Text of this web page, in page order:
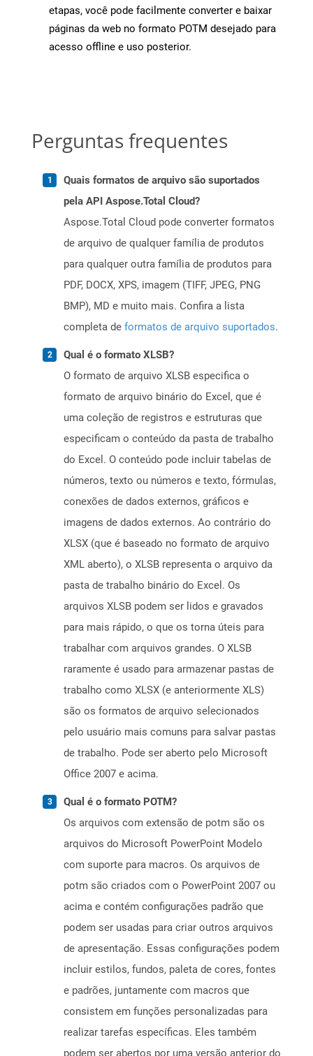
etapas, você pode facilmente converter e baixar
páginas da web no formato POTM desejado para
acesso offline e uso posterior.
Perguntas frequentes
Quais formatos de arquivo são suportados
pela API Aspose.Total Cloud?
Aspose.Total Cloud pode converter formatos
de arquivo de qualquer família de produtos
para qualquer outra família de produtos para
PDF, DOCX, XPS, imagem (TIFF, JPEG, PNG
BMP), MD e muito mais. Confira a lista
completa de formatos de arquivo suportados.
Qual é o formato XLSB?
O formato de arquivo XLSB especifica o
formato de arquivo binário do Excel, que é
uma coleção de registros e estruturas que
especificam o conteúdo da pasta de trabalho
do Excel. O conteúdo pode incluir tabelas de
números, texto ou números e texto, fórmulas,
conexões de dados externos, gráficos e
imagens de dados externos. Ao contrário do
XLSX (que é baseado no formato de arquivo
XML aberto), o XLSB representa o arquivo da
pasta de trabalho binário do Excel. Os
arquivos XLSB podem ser lidos e gravados
para mais rápido, o que os torna úteis para
trabalhar com arquivos grandes. O XLSB
raramente é usado para armazenar pastas de
trabalho como XLSX (e anteriormente XLS)
são os formatos de arquivo selecionados
pelo usuário mais comuns para salvar pastas
de trabalho. Pode ser aberto pelo Microsoft
Office 2007 e acima.
Qual é o formato POTM?
Os arquivos com extensão de potm são os
arquivos do Microsoft PowerPoint Modelo
com suporte para macros. Os arquivos de
potm são criados com o PowerPoint 2007 ou
acima e contém configurações padrão que
podem ser usadas para criar outros arquivos
de apresentação. Essas configurações podem
incluir estilos, fundos, paleta de cores, fontes
e padrões, juntamente com macros que
consistem em funções personalizadas para
realizar tarefas específicas. Eles também
podem ser abertos por uma versão anterior do